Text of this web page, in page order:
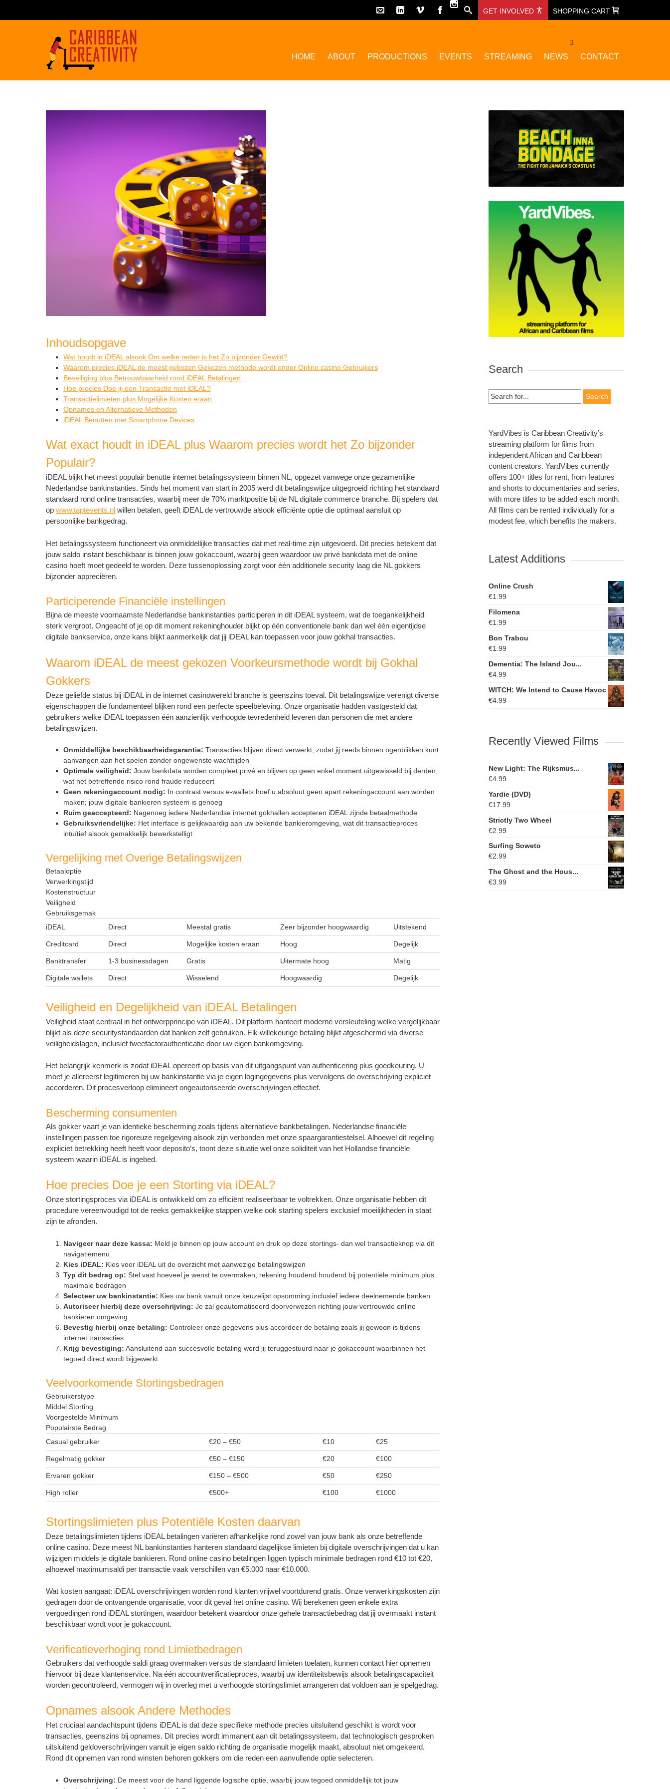
GET INVOLVED SHOPPING CART
HOME ABOUT PRODUCTIONS EVENTS STREAMING NEWS CONTACT
Inhoudsopgave
Wat houdt in iDEAL alsook Om welke reden is het Zo bijzonder Gewild?
Waarom precies iDEAL de meest gekozen Gekozen methode wordt onder Online casino Gebruikers
Beveiliging plus Betrouwbaarheid rond iDEAL Betalingen
Hoe precies Doe jij een Transactie met iDEAL?
Transactielimieten plus Mogelijke Kosten eraan
Opnames en Alternatieve Methoden
iDEAL Benutten met Smartphone Devices
Wat exact houdt in iDEAL plus Waarom precies wordt het Zo bijzonder
Populair?
iDEAL blijkt het meest populair benutte internet betalingssysteem binnen NL, opgezet vanwege onze gezamenlijke
Nederlandse bankinstanties. Sinds het moment van start in 2005 werd dit betalingswijze uitgegroeid richting het standaard
standaard rond online transacties, waarbij meer de 70% marktpositie bij de NL digitale commerce branche. Bij spelers dat
op www.taptevents.nlwillen betalen, geeft iDEAL de vertrouwde alsook efficiënte optie die optimaal aansluit op
persoonlijke bankgedrag.
Het betalingssysteem functioneert via onmiddellijke transacties dat met real-time zijn uitgevoerd. Dit precies betekent dat
jouw saldo instant beschikbaar is binnen jouw gokaccount, waarbij geen waardoor uw privé bankdata met de online
casino hoeft moet gedeeld te worden. Deze tussenoplossing zorgt voor één additionele security laag die NL gokkers
bijzonder appreciëren.
Participerende Financiële instellingen
Bijna de meeste voornaamste Nederlandse bankinstanties participeren in dit iDEAL systeem, wat de toegankelijkheid
sterk vergroot. Ongeacht of je op dit moment rekeninghouder blijkt op één conventionele bank dan wel één eigentijdse
digitale bankservice, onze kans blijkt aanmerkelijk dat jij iDEAL kan toepassen voor jouw gokhal transacties.
Waarom iDEAL de meest gekozen Voorkeursmethode wordt bij Gokhal
Gokkers
Deze geliefde status bij iDEAL in de internet casinowereld branche is geenszins toeval. Dit betalingswijze verenigt diverse
eigenschappen die fundamenteel blijken rond een perfecte speelbeleving. Onze organisatie hadden vastgesteld dat
gebruikers welke iDEAL toepassen één aanzienlijk verhoogde tevredenheid leveren dan personen die met andere
betalingswijzen.
Onmiddellijke beschikbaarheidsgarantie: Transacties blijven direct verwerkt, zodat jij reeds binnen ogenblikken kunt
aanvangen aan het spelen zonder ongewenste wachttijden
Optimale veiligheid: Jouw bankdata worden compleet privé en blijven op geen enkel moment uitgewisseld bij derden,
wat het betreffende risico rond fraude reduceert
Geen rekeningaccount nodig: In contrast versus e-wallets hoef u absoluut geen apart rekeningaccount aan worden
maken; jouw digitale bankieren systeem is genoeg
Ruim geaccepteerd: Nagenoeg iedere Nederlandse internet gokhallen accepteren iDEAL zijnde betaalmethode
Gebruiksvriendelijke: Het interface is gelijkwaardig aan uw bekende bankieromgeving, wat dit transactieproces
intuïtief alsook gemakkelijk bewerkstelligt
Vergelijking met Overige Betalingswijzen
Betaaloptie
Verwerkingstijd
Kostenstructuur
Veiligheid
Gebruiksgemak
iDEAL
Direct Meestal gratis Zeer bijzonder hoogwaardig Uitstekend
Creditcard Direct Mogelijke kosten eraan Hoog Degelijk
Banktransfer 1-3 businessdagen Gratis Uitermate hoog Matig
Digitale wallets Direct Wisselend Hoogwaardig Degelijk
Veiligheid en Degelijkheid van iDEAL Betalingen
Veiligheid staat centraal in het ontwerpprincipe van iDEAL. Dit platform hanteert moderne versleuteling welke vergelijkbaar
blijkt als deze securitystandaarden dat banken zelf gebruiken. Elk willekeurige betaling blijkt afgeschermd via diverse
veiligheidslagen, inclusief tweefactorauthenticatie door uw eigen bankomgeving.
Het belangrijk kenmerk is zodat iDEAL opereert op basis van dit uitgangspunt van authenticering plus goedkeuring. U
moet je allereerst legitimeren bij uw bankinstantie via je eigen logingegevens plus vervolgens de overschrijving expliciet
accorderen. Dit procesverloop elimineert ongeautoriseerde overschrijvingen effectief.
Bescherming consumenten
Als gokker vaart je van identieke bescherming zoals tijdens alternatieve bankbetalingen. Nederlandse financiële
instellingen passen toe rigoreuze regelgeving alsook zijn verbonden met onze spaargarantiestelsel. Alhoewel dit regeling
expliciet betrekking heeft heeft voor deposito’s, toont deze situatie wel onze soliditeit van het Hollandse financiële
systeem waarin iDEAL is ingebed.
Hoe precies Doe je een Storting via iDEAL?
Onze stortingsproces via iDEAL is ontwikkeld om zo efficiënt realiseerbaar te voltrekken. Onze organisatie hebben dit
procedure vereenvoudigd tot de reeks gemakkelijke stappen welke ook starting spelers exclusief moeilijkheden in staat
zijn te afronden.
Navigeer naar deze kassa: Meld je binnen op jouw account en druk op deze stortings- dan wel transactieknop via dit
navigatiemenu
Kies iDEAL: Kies voor iDEAL uit de overzicht met aanwezige betalingswijzen
Typ dit bedrag op: Stel vast hoeveel je wenst te overmaken, rekening houdend houdend bij potentiële minimum plus
maximale bedragen
Selecteer uw bankinstantie: Kies uw bank vanuit onze keuzelijst opsomming inclusief iedere deelnemende banken
Autoriseer hierbij deze overschrijving: Je zal geautomatiseerd doorverwezen richting jouw vertrouwde online
bankieren omgeving
Bevestig hierbij onze betaling: Controleer onze gegevens plus accordeer de betaling zoals jij gewoon is tijdens
internet transacties
Krijg bevestiging: Aansluitend aan succesvolle betaling word jij teruggestuurd naar je gokaccount waarbinnen het
tegoed direct wordt bijgewerkt
Veelvoorkomende Stortingsbedragen
Gebruikerstype
Middel Storting
Voorgestelde Minimum
Populairste Bedrag
Casual gebruiker
€20 – €50 €10 €25
Regelmatig gokker €50 – €150 €20 €100
Ervaren gokker €150 – €500 €50 €250
High roller €500+ €100 €1000
Stortingslimieten plus Potentiële Kosten daarvan
Deze betalingslimieten tijdens iDEAL betalingen variëren afhankelijke rond zowel van jouw bank als onze betreffende
online casino. Deze meest NL bankinstanties hanteren standaard dagelijkse limieten bij digitale overschrijvingen dat u kan
wijzigen middels je digitale bankieren. Rond online casino betalingen liggen typisch minimale bedragen rond €10 tot €20,
alhoewel maximumsaldi per transactie vaak verschillen van €5.000 naar €10.000.
Wat kosten aangaat: iDEAL overschrijvingen worden rond klanten vrijwel voortdurend gratis. Onze verwerkingskosten zijn
gedragen door de ontvangende organisatie, voor dit geval het online casino. Wij berekenen geen enkele extra
vergoedingen rond iDEAL stortingen, waardoor betekent waardoor onze gehele transactiebedrag dat jij overmaakt instant
beschikbaar wordt voor je gokaccount.
Verificatieverhoging rond Limietbedragen
Gebruikers dat verhoogde saldi graag overmaken versus de standaard limieten toelaten, kunnen contact hier opnemen
hiervoor bij deze klantenservice. Na één accountverificatieproces, waarbij uw identiteitsbewijs alsook betalingscapaciteit
worden gecontroleerd, vermogen wij in overleg met u verhoogde stortingslimiet arrangeren dat voldoen aan je spelgedrag.
Opnames alsook Andere Methodes
Het cruciaal aandachtspunt tijdens iDEAL is dat deze specifieke methode precies uitsluitend geschikt is wordt voor
transacties, geenszins bij opnames. Dit precies wordt immanent aan dit betalingssysteem, dat technologisch gesproken
uitsluitend geldoverschrijvingen vanuit je eigen saldo richting de organisatie mogelijk maakt, absoluut niet omgekeerd.
Rond dit opnemen van rond winsten behoren gokkers om die reden een aanvullende optie selecteren.
Overschrijving: De meest voor de hand liggende logische optie, waarbij jouw tegoed onmiddellijk tot jouw
Search
Search
for:
YardVibes is Caribbean Creativity’s
streaming platform for films from
independent African and Caribbean
content creators. YardVibes currently
offers 100+ titles for rent, from features
and shorts to documentaries and series,
with more titles to be added each month.
All films can be rented individually for a
modest fee, which benefits the makers.
Latest Additions
Online Crush
€1.99
Filomena
€1.99
Bon Trabou
€1.99
Dementia: The Island Jou...
€4.99
WITCH: We Intend to Cause Havoc
€4.99
Recently Viewed Films
New Light: The Rijksmus...
€4.99
Yardie (DVD)
€17.99
Strictly Two Wheel
€2.99
Surfing Soweto
€2.99
The Ghost and the Hous...
€3.99